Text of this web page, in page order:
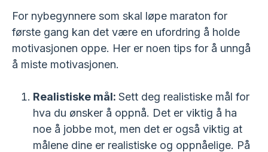
For nybegynnere som skal løpe maraton for
første gang kan det være en ufordring å holde
motivasjonen oppe. Her er noen tips for å unngå
å miste motivasjonen.
Realistiske mål: Sett deg realistiske mål for
hva du ønsker å oppnå. Det er viktig å ha
noe å jobbe mot, men det er også viktig at
målene dine er realistiske og oppnåelige. På